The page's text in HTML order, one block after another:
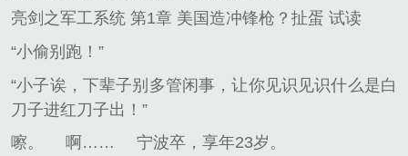
亮剑之军工系统 第1章 美国造冲锋枪？扯蛋 试读
“小偷别跑！”
“小子诶，下辈子别多管闲事，让你见识见识什么是白
刀子进红刀子出！”
嚓。
啊……
宁波卒，享年23岁。